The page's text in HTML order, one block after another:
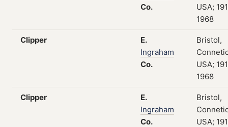
Co.
USA;
1968
Clipper
E.
Ingraham
Co.
Bristol,
USA;
1968
Clipper
E.
Ingraham
Co.
Bristol,
USA;